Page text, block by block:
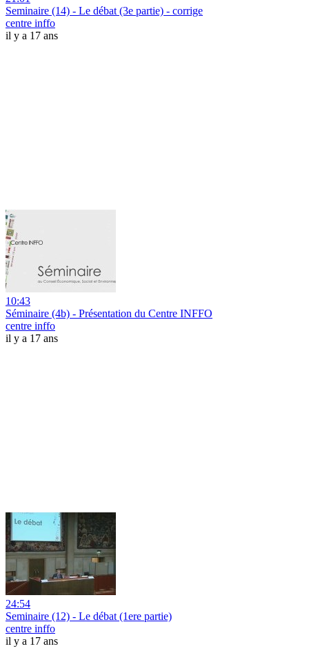
Seminaire (14) - Le débat (3e partie) - corrige
centre inffo
il y a 17 ans
10:43
Séminaire (4b) - Présentation du Centre INFFO
centre inffo
il y a 17 ans
24:54
Seminaire (12) - Le débat (1ere partie)
centre inffo
il y a 17 ans